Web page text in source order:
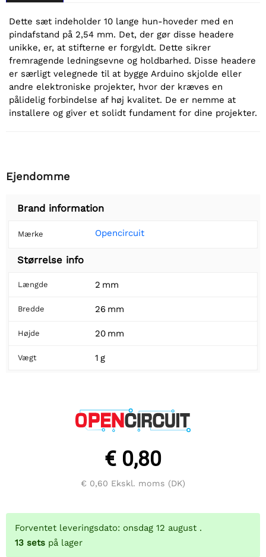
Dette sæt indeholder 10 lange hun-hoveder med en
pindafstand på 2,54 mm. Det, der gør disse headere
unikke, er, at stifterne er forgyldt. Dette sikrer
fremragende ledningsevne og holdbarhed. Disse headere
er særligt velegnede til at bygge Arduino skjolde eller
andre elektroniske projekter, hvor der kræves en
pålidelig forbindelse af høj kvalitet. De er nemme at
installere og giver et solidt fundament for dine projekter.
Ejendomme
Brand information
Mærke Opencircuit
Størrelse info
Længde 2 mm
Bredde 26 mm
Højde 20 mm
Vægt 1 g
€ 0,80
€ 0,60 Ekskl. moms (DK)
Forventet leveringsdato: onsdag 12 august .
13 sets på lager